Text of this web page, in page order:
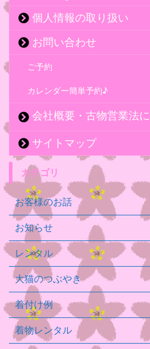
個人情報の取り扱い
お問い合わせ
ご予約
カレンダー簡単予約♪
会社概要・古物営業法
サイトマップ
カテゴリ
お客様のお話
お知らせ
レンタル
大猫のつぶやき
着付け例
着物レンタル